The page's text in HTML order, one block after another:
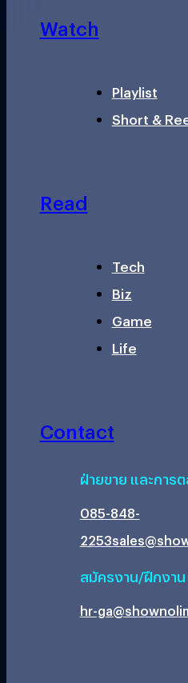
Watch
Playlist
Short &
Read
Tech
Biz
Game
Life
Contact
ฝ่ายขาย และการ
085-848-
2253
สมัครงาน/ฝึกงา
hr-